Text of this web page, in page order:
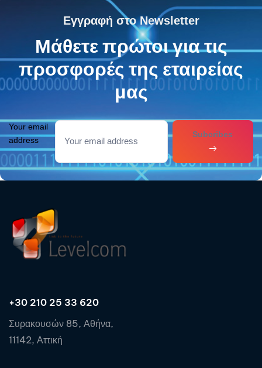
Εγγραφή στο Newsletter
Μάθετε πρώτοι για τις
προσφορές της εταιρείας
μας
Your email
address
Subcribes
+30 210 25 33 620
Συρακουσών 85, Αθήνα,
11142, Αττική